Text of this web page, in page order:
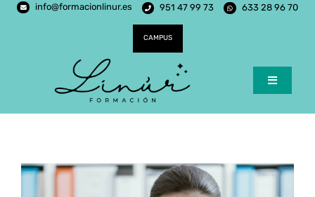
info@formacionlinur.es 951 47 99 73 633 28 96 70
CAMPUS
Toggle
Inicio